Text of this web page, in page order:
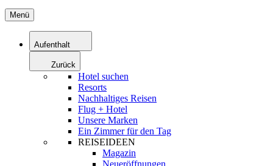
Menü
Aufenthalt
Zurück
Hotel suchen
Resorts
Nachhaltiges Reisen
Flug + Hotel
Unsere Marken
Ein Zimmer für den Tag
REISEIDEEN
Magazin
Neueröffnungen